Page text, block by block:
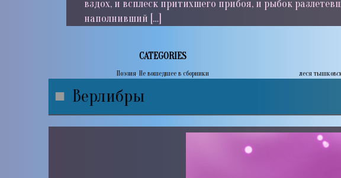
вздох, и всплеск притихшего прибоя, и рыбок
наполнивший […]
CATEGORIES
Поэзия,Не вошедшее в сборники леся
Верлибры